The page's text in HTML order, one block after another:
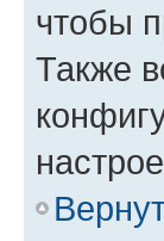
чтобы
Также